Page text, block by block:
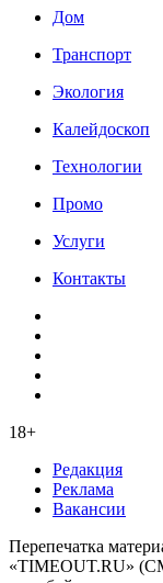
Дом
Транспорт
Экология
Калейдоскоп
Технологии
Промо
Услуги
Контакты
18+
Редакция
Реклама
Вакансии
Перепечатка
«TIMEOUT.RU»